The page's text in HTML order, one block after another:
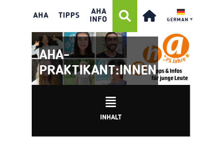
AHA TIPPS
AHA
INFO
GERMAN ▼
AHA-
PRAKTIKANT:INNEN
INHALT